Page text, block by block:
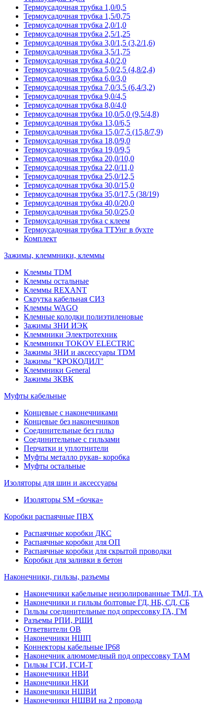
Термоусадочная трубка 1,0/0,5
Термоусадочная трубка 1,5/0,75
Термоусадочная трубка 2,0/1,0
Термоусадочная трубка 2,5/1,25
Термоусадочная трубка 3,0/1,5 (3,2/1,6)
Термоусадочная трубка 3,5/1,75
Термоусадочная трубка 4,0/2,0
Термоусадочная трубка 5,0/2,5 (4,8/2,4)
Термоусадочная трубка 6,0/3,0
Термоусадочная трубка 7,0/3,5 (6,4/3,2)
Термоусадочная трубка 9,0/4,5
Термоусадочная трубка 8,0/4,0
Термоусадочная трубка 10,0/5,0 (9,5/4,8)
Термоусадочная трубка 13,0/6,5
Термоусадочная трубка 15,0/7,5 (15,8/7,9)
Термоусадочная трубка 18,0/9,0
Термоусадочная трубка 19,0/9,5
Термоусадочная трубка 20,0/10,0
Термоусадочная трубка 22,0/11,0
Термоусадочная трубка 25,0/12,5
Термоусадочная трубка 30,0/15,0
Термоусадочная трубка 35,0/17,5 (38/19)
Термоусадочная трубка 40,0/20,0
Термоусадочная трубка 50,0/25,0
Термоусадочная трубка с клеем
Термоусадочная трубка ТТУнг в бухте
Комплект
Зажимы, клеммники, клеммы
Клеммы TDM
Клеммы остальные
Клеммы REXANT
Скрутка кабельная СИЗ
Клеммы WAGO
Клемные колодки полиэтиленовые
Зажимы ЗНИ ИЭК
Клеммники Электротехник
Клеммники TOKOV ELECTRIC
Зажимы ЗНИ и аксессуары TDM
Зажимы "КРОКОДИЛ"
Клеммники General
Зажимы 3КВК
Муфты кабельные
Концевые с наконечниками
Концевые без наконечников
Соединительные без гильз
Соединительные с гильзами
Перчатки и уплотнители
Муфты металло рукав- коробка
Муфты остальные
Изоляторы для шин и аксессуары
Изоляторы SM «бочка»
Коробки распаячные ПВХ
Распаячные коробки ДКС
Распаячные коробки для ОП
Распаячные коробки для скрытой проводки
Коробки для заливки в бетон
Наконечники, гильзы, разъемы
Наконечники кабельные неизолированные ТМЛ, ТА
Наконечники и гильзы болтовые ГД, НБ, СД, СБ
Гильзы соединительные под опрессовку ГА, ГМ
Разъемы РПИ, РШИ
Ответвители ОВ
Наконечники НШП
Коннекторы кабельные IP68
Наконечник алюмомедный под опрессовку ТАМ
Гильзы ГСИ, ГСИ-Т
Наконечники НВИ
Наконечники НКИ
Наконечники НШВИ
Наконечники НШВИ на 2 провода